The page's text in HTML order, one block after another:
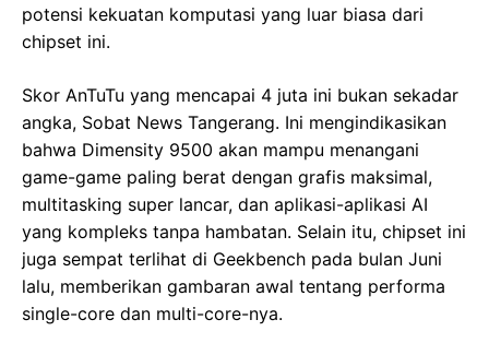
potensi kekuatan komputasi yang luar biasa dari
chipset ini.
Skor AnTuTu yang mencapai 4 juta ini bukan sekadar
angka, Sobat News Tangerang. Ini mengindikasikan
bahwa Dimensity 9500 akan mampu menangani
game-game paling berat dengan grafis maksimal,
multitasking super lancar, dan aplikasi-aplikasi AI
yang kompleks tanpa hambatan. Selain itu, chipset ini
juga sempat terlihat di Geekbench pada bulan Juni
lalu, memberikan gambaran awal tentang performa
single-core dan multi-core-nya.